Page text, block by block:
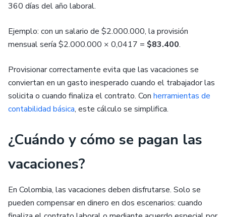
360 días del año laboral.
Ejemplo: con un salario de $2.000.000, la provisión
mensual sería $2.000.000 × 0,0417 = $83.400.
Provisionar correctamente evita que las vacaciones se
conviertan en un gasto inesperado cuando el trabajador las
solicita o cuando finaliza el contrato. Con herramientas de
contabilidad básica, este cálculo se simplifica.
¿Cuándo y cómo se pagan las
vacaciones?
En Colombia, las vacaciones deben disfrutarse. Solo se
pueden compensar en dinero en dos escenarios: cuando